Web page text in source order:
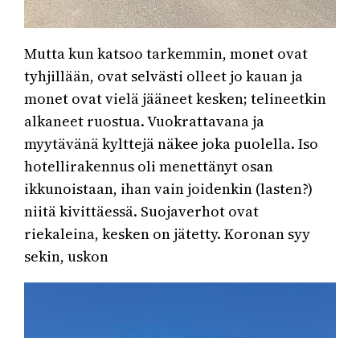
Mutta kun katsoo tarkemmin, monet ovat
tyhjillään, ovat selvästi olleet jo kauan ja
monet ovat vielä jääneet kesken; telineetkin
alkaneet ruostua. Vuokrattavana ja
myytävänä kylttejä näkee joka puolella. Iso
hotellirakennus oli menettänyt osan
ikkunoistaan, ihan vain joidenkin (lasten?)
niitä kivittäessä. Suojaverhot ovat
riekaleina, kesken on jätetty. Koronan syy
sekin, uskon